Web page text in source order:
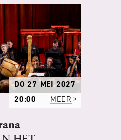
DO 27 MEI 2027
20:00
MEER